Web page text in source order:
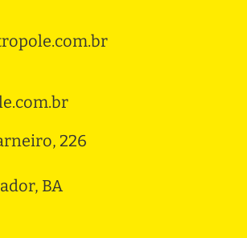
226
BA